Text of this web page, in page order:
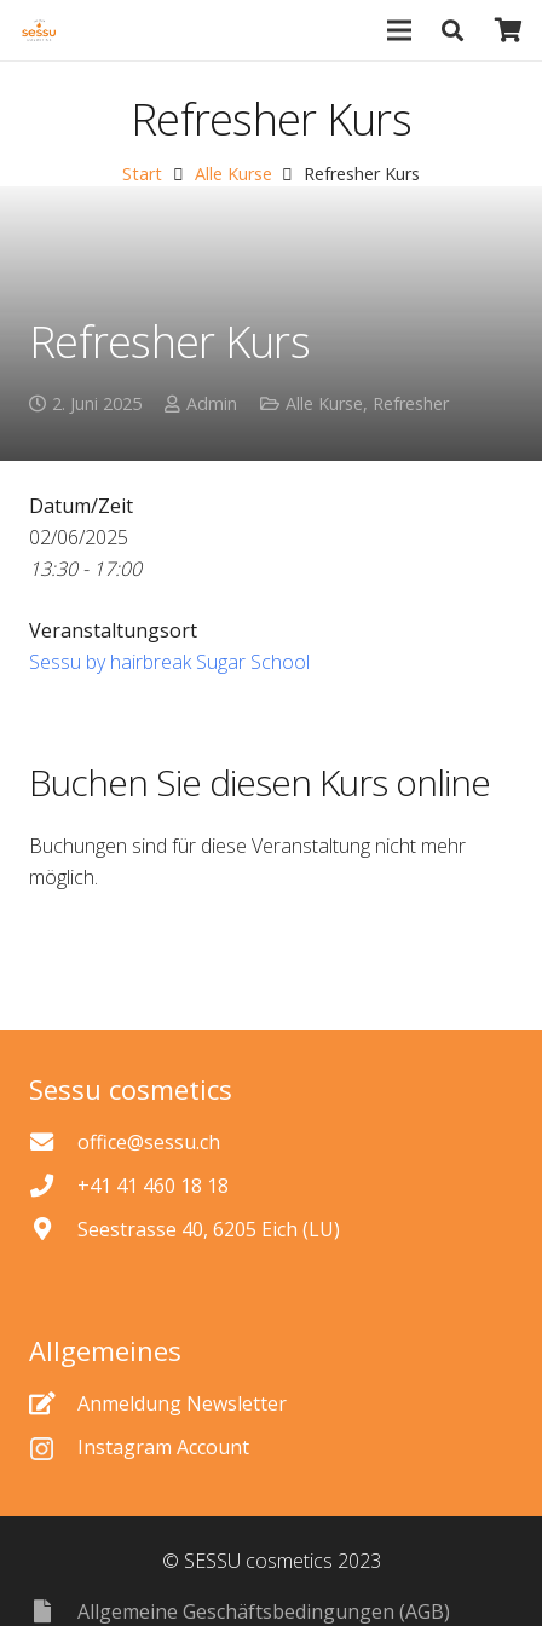
Refresher Kurs
Start Alle Kurse Refresher Kurs
Refresher Kurs
2. Juni 2025 Admin Alle Kurse, Refresher
Datum/Zeit
02/06/2025
13:30 - 17:00
Veranstaltungsort
Sessu by hairbreak Sugar School
Buchen Sie diesen Kurs online
Buchungen sind für diese Veranstaltung nicht mehr
möglich.
Sessu cosmetics
office@sessu.ch
+41 41 460 18 18
Seestrasse 40, 6205 Eich (LU)
Allgemeines
Anmeldung Newsletter
Instagram Account
© SESSU cosmetics 2023
Allgemeine Geschäftsbedingungen (AGB)